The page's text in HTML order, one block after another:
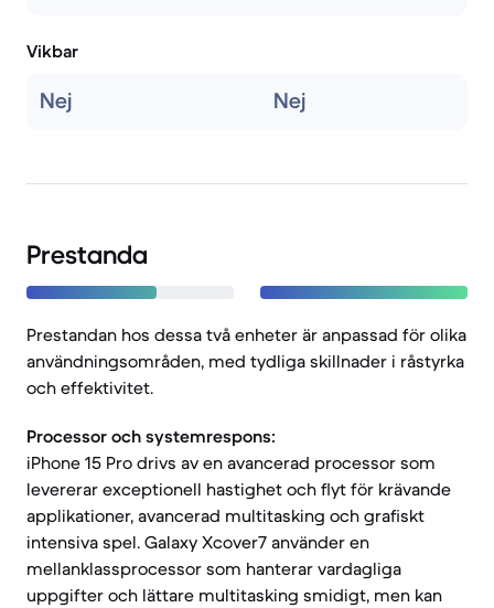
Vikbar
Nej Nej
Prestanda
Prestandan hos dessa två enheter är anpassad för olika
användningsområden, med tydliga skillnader i råstyrka
och effektivitet.
Processor och systemrespons:
iPhone 15 Pro drivs av en avancerad processor som
levererar exceptionell hastighet och flyt för krävande
applikationer, avancerad multitasking och grafiskt
intensiva spel. Galaxy Xcover7 använder en
mellanklassprocessor som hanterar vardagliga
uppgifter och lättare multitasking smidigt, men kan